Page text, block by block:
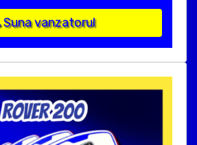
Suna vanzatorul